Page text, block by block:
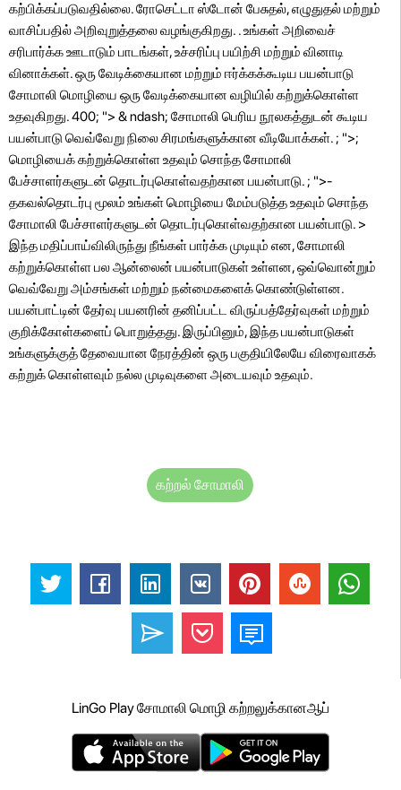
கற்பிக்கப்படுவதில்லை. ரோசெட்டா ஸ்டோன் பேசுதல், எழுதுதல் மற்றும்
வாசிப்பதில் அறிவுறுத்தலை வழங்குகிறது. . உங்கள் அறிவைச்
சரிபார்க்க ஊடாடும் பாடங்கள், உச்சரிப்பு பயிற்சி மற்றும் வினாடி
வினாக்கள். ஒரு வேடிக்கையான மற்றும் ஈர்க்கக்கூடிய பயன்பாடு
சோமாலி மொழியை ஒரு வேடிக்கையான வழியில் கற்றுக்கொள்ள
உதவுகிறது. 400; "> & ndash; சோமாலி பெரிய நூலகத்துடன் கூடிய
பயன்பாடு வெவ்வேறு நிலை சிரமங்களுக்கான வீடியோக்கள். ; ">;
மொழியைக் கற்றுக்கொள்ள உதவும் சொந்த சோமாலி
பேச்சாளர்களுடன் தொடர்புகொள்வதற்கான பயன்பாடு. ; ">-
தகவல்தொடர்பு மூலம் உங்கள் மொழியை மேம்படுத்த உதவும் சொந்த
சோமாலி பேச்சாளர்களுடன் தொடர்புகொள்வதற்கான பயன்பாடு. >
இந்த மதிப்பாய்விலிருந்து நீங்கள் பார்க்க முடியும் என, சோமாலி
கற்றுக்கொள்ள பல ஆன்லைன் பயன்பாடுகள் உள்ளன, ஒவ்வொன்றும்
வெவ்வேறு அம்சங்கள் மற்றும் நன்மைகளைக் கொண்டுள்ளன.
பயன்பாட்டின் தேர்வு பயனரின் தனிப்பட்ட விருப்பத்தேர்வுகள் மற்றும்
குறிக்கோள்களைப் பொறுத்தது. இருப்பினும், இந்த பயன்பாடுகள்
உங்களுக்குத் தேவையான நேரத்தின் ஒரு பகுதியிலேயே விரைவாகக்
கற்றுக் கொள்ளவும் நல்ல முடிவுகளை அடையவும் உதவும்.
கற்றல் சோமாலி
LinGo Play சோமாலி மொழி கற்றலுக்கானஆப்